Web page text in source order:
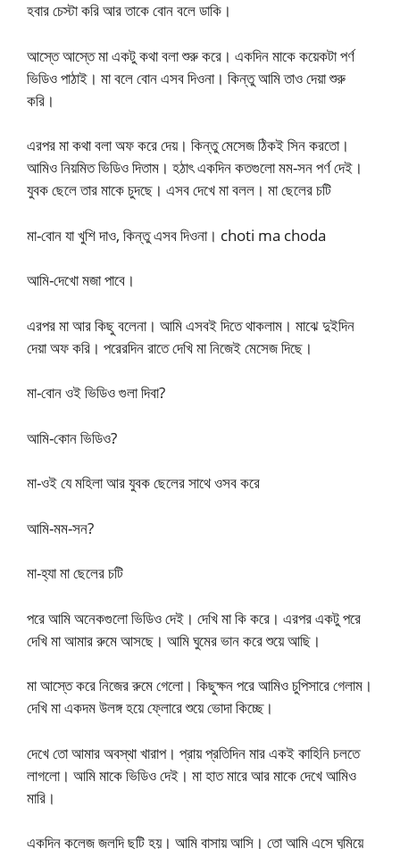
হবার চেস্টা করি আর তাকে বোন বলে ডাকি।
আস্তে আস্তে মা একটু কথা বলা শুরু করে। একদিন মাকে কয়েকটা পর্ণ
ভিডিও পাঠাই। মা বলে বোন এসব দিওনা। কিন্তু আমি তাও দেয়া শুরু
করি।
এরপর মা কথা বলা অফ করে দেয়। কিন্তু মেসেজ ঠিকই সিন করতো।
আমিও নিয়মিত ভিডিও দিতাম। হঠাৎ একদিন কতগুলো মম-সন পর্ণ দেই।
যুবক ছেলে তার মাকে চুদছে। এসব দেখে মা বলল। মা ছেলের চটি
মা-বোন যা খুশি দাও, কিন্তু এসব দিওনা। choti ma choda
আমি-দেখো মজা পাবে।
এরপর মা আর কিছু বলেনা। আমি এসবই দিতে থাকলাম। মাঝে দুইদিন
দেয়া অফ করি। পরেরদিন রাতে দেখি মা নিজেই মেসেজ দিছে।
মা-বোন ওই ভিডিও গুলা দিবা?
আমি-কোন ভিডিও?
মা-ওই যে মহিলা আর যুবক ছেলের সাথে ওসব করে
আমি-মম-সন?
মা-হ্যা মা ছেলের চটি
পরে আমি অনেকগুলো ভিডিও দেই। দেখি মা কি করে। এরপর একটু পরে
দেখি মা আমার রুমে আসছে। আমি ঘুমের ভান করে শুয়ে আছি।
মা আস্তে করে নিজের রুমে গেলো। কিছুক্ষন পরে আমিও চুপিসারে গেলাম।
দেখি মা একদম উলঙ্গ হয়ে ফ্লোরে শুয়ে ভোদা কিচ্ছে।
দেখে তো আমার অবস্থা খারাপ। প্রায় প্রতিদিন মার একই কাহিনি চলতে
লাগলো। আমি মাকে ভিডিও দেই। মা হাত মারে আর মাকে দেখে আমিও
মারি।
একদিন কলেজ জলদি ছুটি হয়। আমি বাসায় আসি। তো আমি এসে ঘুমিয়ে